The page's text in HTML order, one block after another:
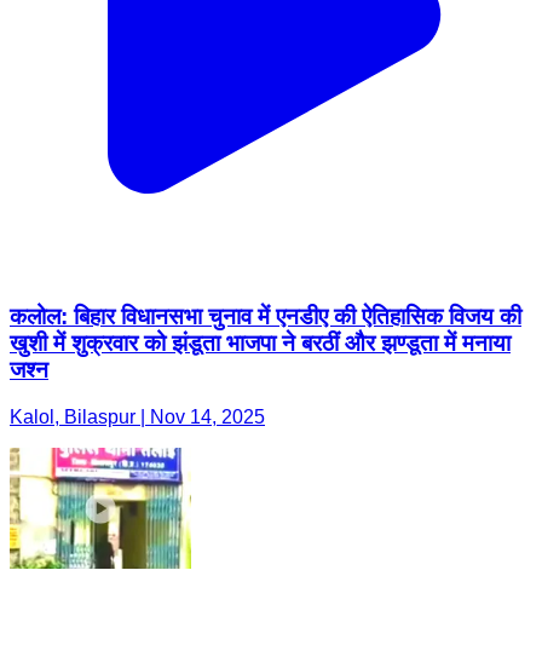
कलोल: बिहार विधानसभा चुनाव में एनडीए की ऐतिहासिक विजय की
खुशी में शुक्रवार को झंडूता भाजपा ने बरठीं और झण्डूता में मनाया
जश्न
Kalol, Bilaspur | Nov 14, 2025